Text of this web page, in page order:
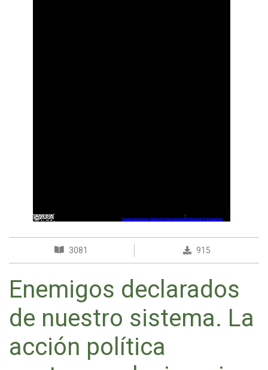
3081 915
Enemigos declarados
de nuestro sistema. La
acción política